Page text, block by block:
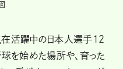
在活躍中の日本人選手12
を始めた場所や、育った